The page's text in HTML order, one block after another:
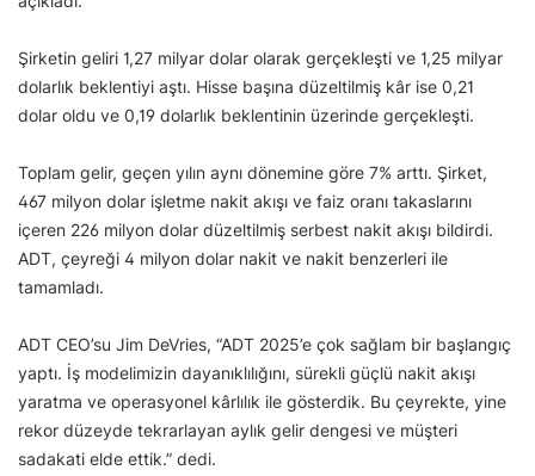
Şirketin geliri 1,27 milyar dolar olarak gerçekleşti ve 1,25 milyar
dolarlık beklentiyi aştı. Hisse başına düzeltilmiş kâr ise 0,21
dolar oldu ve 0,19 dolarlık beklentinin üzerinde gerçekleşti.
Toplam gelir, geçen yılın aynı dönemine göre 7% arttı. Şirket,
467 milyon dolar işletme nakit akışı ve faiz oranı takaslarını
içeren 226 milyon dolar düzeltilmiş serbest nakit akışı bildirdi.
ADT, çeyreği 4 milyon dolar nakit ve nakit benzerleri ile
tamamladı.
ADT CEO’su Jim DeVries, “ADT 2025’e çok sağlam bir başlangıç
yaptı. İş modelimizin dayanıklılığını, sürekli güçlü nakit akışı
yaratma ve operasyonel kârlılık ile gösterdik. Bu çeyrekte, yine
rekor düzeyde tekrarlayan aylık gelir dengesi ve müşteri
sadakati elde ettik.” dedi.